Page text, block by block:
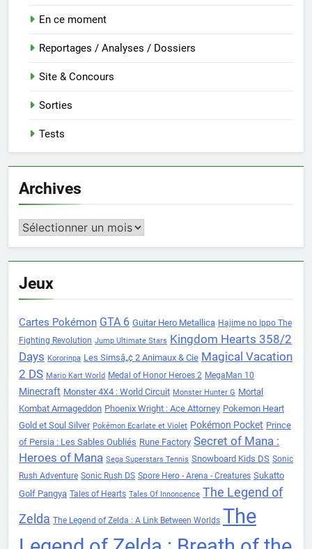
En ce moment
Reportages / Analyses / Dossiers
Site & Concours
Sorties
Tests
Archives
Archives
Jeux
Cartes Pokémon GTA 6 Guitar Hero Metallica Hajime no Ippo The
Fighting Revolution Jump Ultimate Stars Kingdom Hearts 358/2
Days Kororinpa Les Simsâ„¢ 2 Animaux & Cie Magical Vacation
2 DS Mario Kart World Medal of Honor Heroes 2 MegaMan 10
Minecraft Monster 4X4 : World Circuit Monster Hunter G Mortal
Kombat Armageddon Phoenix Wright : Ace Attorney Pokemon Heart
Gold et Soul Silver Pokémon Ecarlate et Violet Pokémon Pocket Prince
of Persia : Les Sables Oubliés Rune Factory Secret of Mana :
Heroes of Mana Sega Superstars Tennis Snowboard Kids DS Sonic
Rush Adventure Sonic Rush DS Spore Hero - Arena - Creatures Sukatto
Golf Pangya Tales of Hearts Tales Of Innoncence The Legend of
Zelda The Legend of Zelda : A Link Between Worlds The